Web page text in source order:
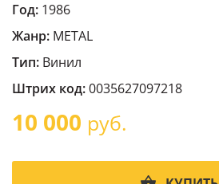
Год: 1986
Жанр: METAL
Тип: Винил
Штрих код:0035627097218
10 000 руб.